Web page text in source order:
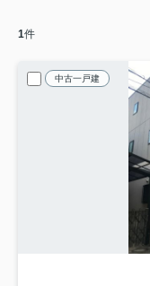
1件
中古一戸建